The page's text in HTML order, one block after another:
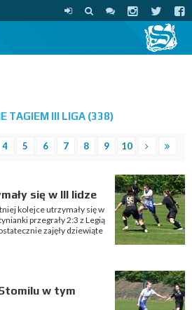
TAGIEM III LIGA (338)
4 5 6 7 8 9 10
się w III lidze
kolejce utrzymały się w
przegrały 2:3 z Legią
zajęły dziewiąte
w tym